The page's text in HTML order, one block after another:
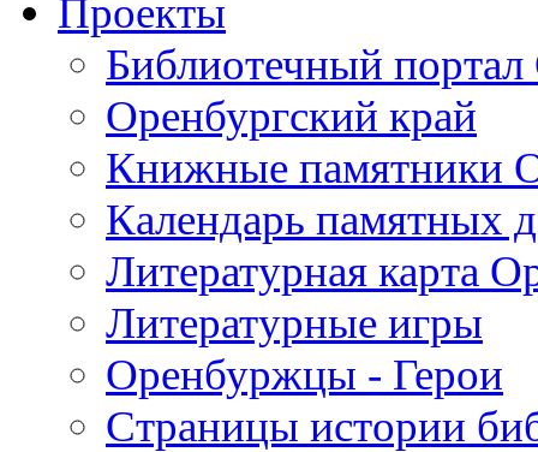
Проекты
Библиотечный портал
Оренбургский край
Книжные памятники
Календарь памятных
Литературная карта
Литературные игры
Оренбуржцы - Герои
Страницы истории